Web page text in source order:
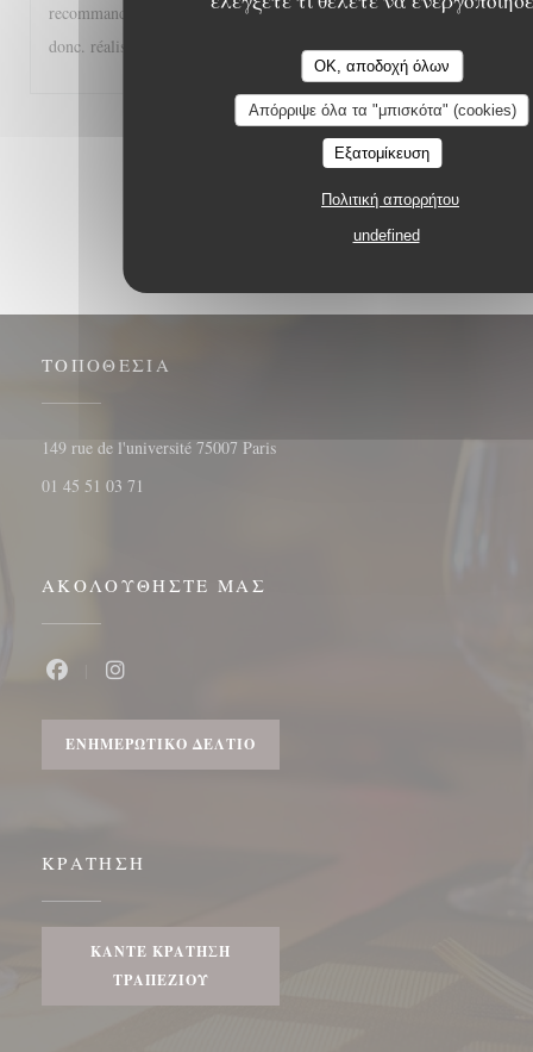
OK, αποδοχή όλων
Απόρριψε όλα τα "μπισκότα" (cookies)
Εξατομίκευση
Πολιτική απορρήτου
undefined
recommander à tous les gourmands et gourmets, A très bientôt
donc. réalisée
2 3
ΤΟΠΟΘΕΣΊΑ
149 rue de l'université 75007 Paris((ανοίγει σε νέο παράθυρο))
01 45 51 03 71
ΑΚΟΛΟΥΘΉΣΤΕ ΜΑΣ
ΕΝΗΜΕΡΩΤΙΚΌ ΔΕΛΤΊΟ
ΚΡΆΤΗΣΗ
ΚΆΝΤΕ ΚΡΆΤΗΣΗ
ΤΡΑΠΕΖΙΟΎ